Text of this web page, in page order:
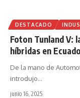
DESTACADO
Foton Tunland V:
híbridas en
De la mano de
introdujo…
junio 16, 2025